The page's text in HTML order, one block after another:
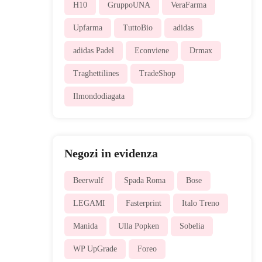
H10 GruppoUNA VeraFarma
Upfarma TuttoBio adidas
adidas Padel Econviene Drmax
Traghettilines TradeShop
Ilmondodiagata
Negozi in evidenza
Beerwulf Spada Roma Bose
LEGAMI Fasterprint Italo Treno
Manida Ulla Popken Sobelia
WP UpGrade Foreo